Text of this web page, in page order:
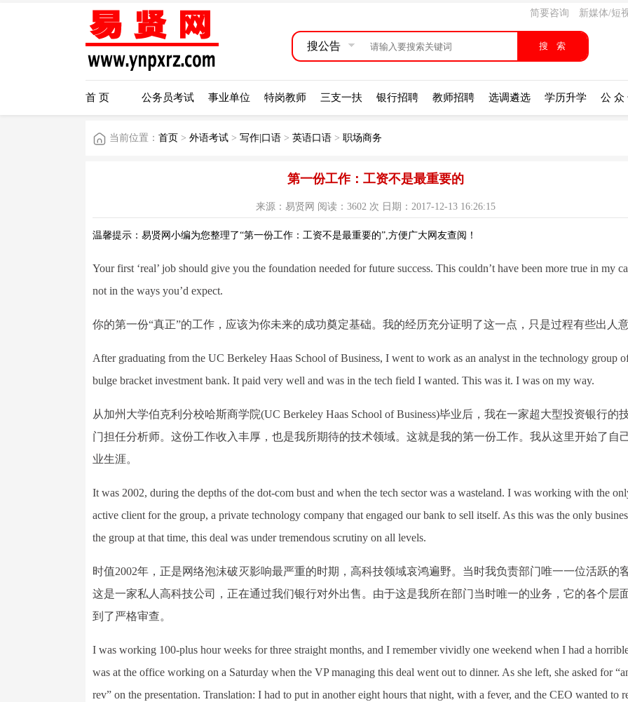
简要咨询 新媒体/短
搜公告
首 页 公务员考试 事业单位 特岗教师 三支一扶 银行招聘 教师招聘 选调遴选 学历升学 公 众
当前位置： 首页 > 外语考试 > 写作|口语 > 英语口语 > 职场商务
第一份工作：工资不是最重要的
来源：易贤网 阅读：3602 次 日期：2017-12-13 16:26:15
温馨提示：易贤网小编为您整理了“第一份工作：工资不是最重要的”,方便广大网友查阅！
Your first ‘real’ job should give you the foundation needed for future success. This couldn’t have been more true in my
not in the ways you’d expect.
你的第一份“真正”的工作，应该为你未来的成功奠定基础。我的经历充分证明了这一点，只是过程有些出人意
After graduating from the UC Berkeley Haas School of Business, I went to work as an analyst in the technology group
bulge bracket investment bank. It paid very well and was in the tech field I wanted. This was it. I was on my way.
从加州大学伯克利分校哈斯商学院(UC Berkeley Haas School of Business)毕业后，我在一家超大型投资银行的
门担任分析师。这份工作收入丰厚，也是我所期待的技术领域。这就是我的第一份工作。我从这里开始了自
业生涯。
It was 2002, during the depths of the dot-com bust and when the tech sector was a wasteland. I was working with the
active client for the group, a private technology company that engaged our bank to sell itself. As this was the only
the group at that time, this deal was under tremendous scrutiny on all levels.
时值2002年，正是网络泡沫破灭影响最严重的时期，高科技领域哀鸿遍野。当时我负责部门唯一一位活跃的
这是一家私人高科技公司，正在通过我们银行对外出售。由于这是我所在部门当时唯一的业务，它的各个层
到了严格审查。
I was working 100-plus hour weeks for three straight months, and I remember vividly one weekend when I had a
was at the office working on a Saturday when the VP managing this deal went out to dinner. As she left, she asked for
rev” on the presentation. Translation: I had to put in another eight hours that night, with a fever, and the CEO wanted to